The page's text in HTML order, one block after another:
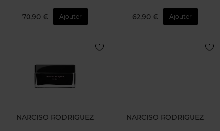
70,90 € Ajouter 62,90 € Ajouter
NARCISO RODRIGUEZ NARCISO RODRIGUEZ